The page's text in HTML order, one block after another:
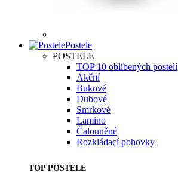
Postele
POSTELE
TOP 10 oblíbených postelí
Akční
Bukové
Dubové
Smrkové
Lamino
Čalouněné
Rozkládací pohovky
TOP POSTELE